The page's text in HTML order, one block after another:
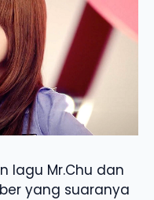
lagu Mr.Chu dan
yang suaranya